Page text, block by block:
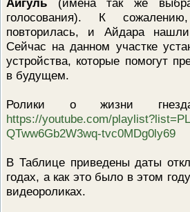
голосования). К
повторилась, и Айдара
Сейчас на данном участке
устройства, которые помогут
в будущем.
Ролики о жизни
https://youtube.com/
QTww6Gb2W3wq-tvc0MDg0ly69
В Таблице приведены даты
годах, а как это было в этом
видеороликах.